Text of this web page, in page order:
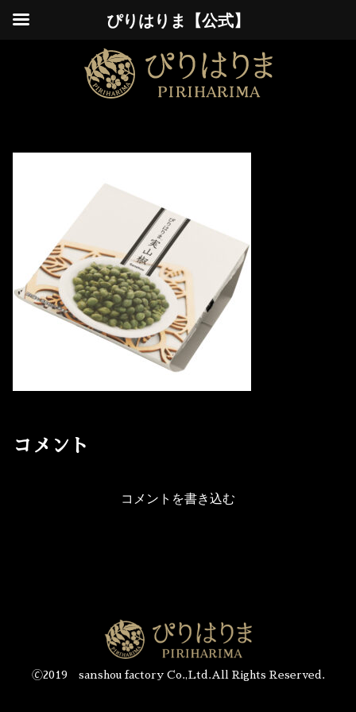
コメント
コメントを書き込む
🄫2019 sanshou factory Co.,Ltd.All Rights Reserved.
ぴりはりま【公式】